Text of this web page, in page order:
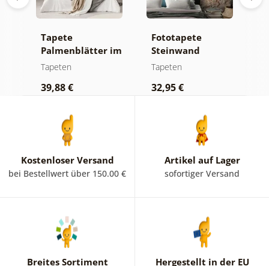
Tapete
Palmenblätter im
Dschungel
Tapeten
39,88 €
Fototapete
Steinwand
Tapeten
32,95 €
Kostenloser Versand
bei Bestellwert über 150.00 €
Artikel auf Lager
sofortiger Versand
Breites Sortiment Hergestellt in der EU